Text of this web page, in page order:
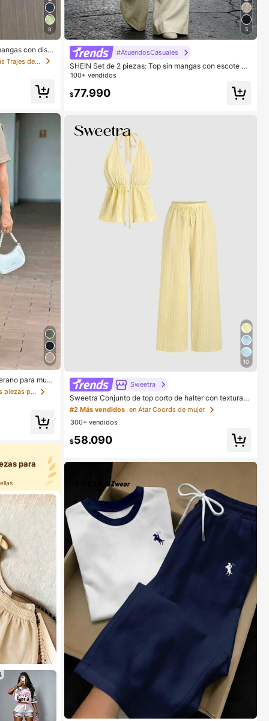
8
con dise
Y conjunto e
cort
conjuntos d
en Escotado por detrás Trajes de dos piezas para m
para muje
con cuello y
cintura alta el
en Caqui Trajes de dos piezas para mujer
para
5
#AtuendosCasuales
SHEIN Set de 2 piezas: Top sin mangas con escote en
pico y pantalones de unicolor minimalista de verano
100+ vendidos
$77.990
10
Sweetra
Sweetra Conjunto de top corto de halter con textura y
tirantes, y pantalones de pierna ancha, ideal para viaj
es y vacaciones
#2 Más vendidos en Atar Coords de mujer
300+ vendidos
$58.090